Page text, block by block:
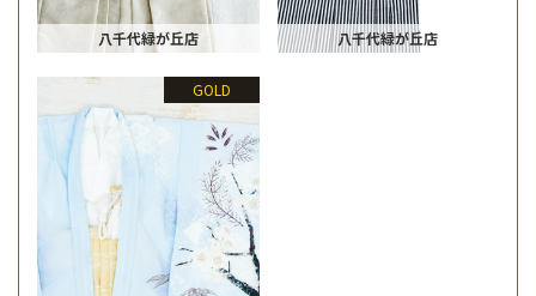
八千代緑が丘店 八千代緑が丘店
GOLD